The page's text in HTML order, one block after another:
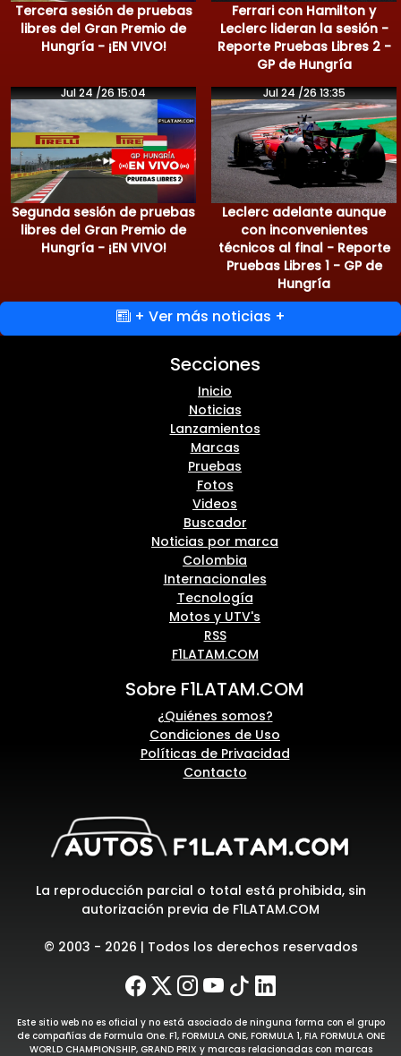
Tercera sesión de pruebas
libres del Gran Premio de
Hungría - ¡EN VIVO!
Ferrari con Hamilton y
Leclerc lideran la sesión -
Reporte Pruebas Libres 2 -
GP de Hungría
Jul 24 /26 15:04
Segunda sesión de pruebas
libres del Gran Premio de
Hungría - ¡EN VIVO!
Jul 24 /26 13:35
Leclerc adelante aunque
con inconvenientes
técnicos al final - Reporte
Pruebas Libres 1 - GP de
Hungría
+ Ver más noticias +
Secciones
Inicio
Noticias
Lanzamientos
Marcas
Pruebas
Fotos
Videos
Buscador
Noticias por marca
Colombia
Internacionales
Tecnología
Motos y UTV's
RSS
F1LATAM.COM
Sobre F1LATAM.COM
¿Quiénes somos?
Condiciones de Uso
Políticas de Privacidad
Contacto
La reproducción parcial o total está prohibida, sin
autorización previa de F1LATAM.COM
© 2003 - 2026 | Todos los derechos reservados
Este sitio web no es oficial y no está asociado de ninguna forma con el grupo
de compañías de Formula One. F1, FORMULA ONE, FORMULA 1, FIA FORMULA ONE
WORLD CHAMPIONSHIP, GRAND PRIX y marcas relacionadas con marcas